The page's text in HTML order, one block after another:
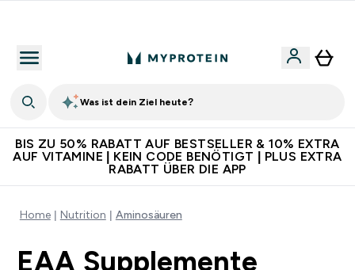
Was ist dein Ziel heute?
BIS ZU 50% RABATT AUF BESTSELLER & 10% EXTRA
AUF VITAMINE | KEIN CODE BENÖTIGT | PLUS EXTRA
RABATT ÜBER DIE APP
Home Nutrition Aminosäuren
EAA Supplemente